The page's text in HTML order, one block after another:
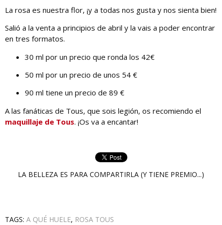
La rosa es nuestra flor, ¡y a todas nos gusta y nos sienta bien!
Salió a la venta a principios de abril y la vais a poder encontrar
en tres formatos.
30 ml por un precio que ronda los 42€
50 ml por un precio de unos 54 €
90 ml tiene un precio de 89 €
A las fanáticas de Tous, que sois legión, os recomiendo el
maquillaje de Tous. ¡Os va a encantar!
LA BELLEZA ES PARA COMPARTIRLA (Y TIENE PREMIO...)
TAGS: A QUÉ HUELE, ROSA TOUS